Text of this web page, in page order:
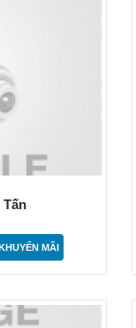
Tấn
MÃI